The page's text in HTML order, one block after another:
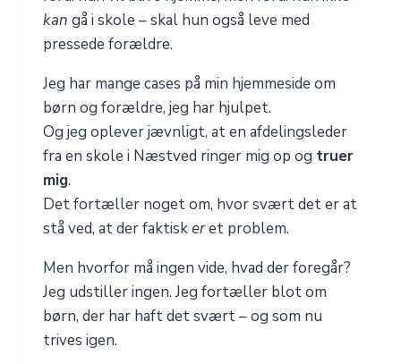
kan gå i skole – skal hun også leve med
pressede forældre.
Jeg har mange cases på min hjemmeside om
børn og forældre, jeg har hjulpet.
Og jeg oplever jævnligt, at en afdelingsleder
fra en skole i Næstved ringer mig op og truer
mig.
Det fortæller noget om, hvor svært det er at
stå ved, at der faktiskeret problem.
Men hvorfor må ingen vide, hvad der foregår?
Jeg udstiller ingen. Jeg fortæller blot om
børn, der har haft det svært – og som nu
trives igen.